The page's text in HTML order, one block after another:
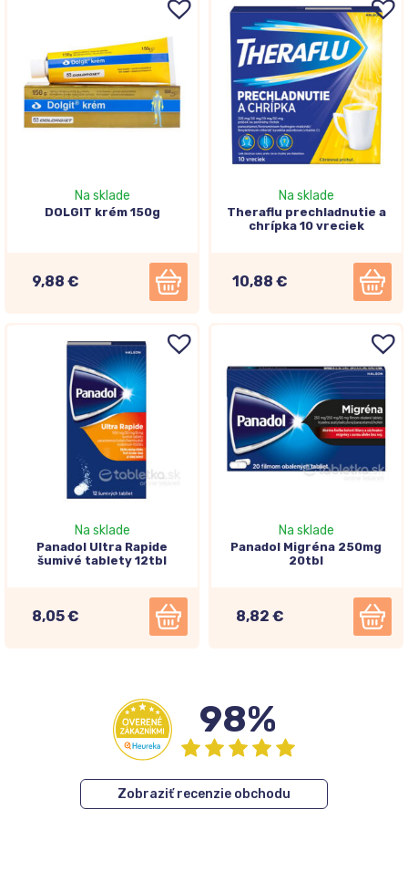
Na sklade
DOLGIT krém 150g
9,88 €
Na sklade
Theraflu prechladnutie a
chrípka 10 vreciek
10,88 €
Na sklade
Panadol Ultra Rapide
šumivé tablety 12tbl
8,05 €
Na sklade
Panadol Migréna 250mg
20tbl
8,82 €
98%
Zobraziť recenzie obchodu